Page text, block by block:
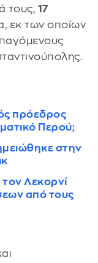
τους, 17
εκ των οποίων
πρόεδρος
Περού;
στην
Λεκορνί
από τους